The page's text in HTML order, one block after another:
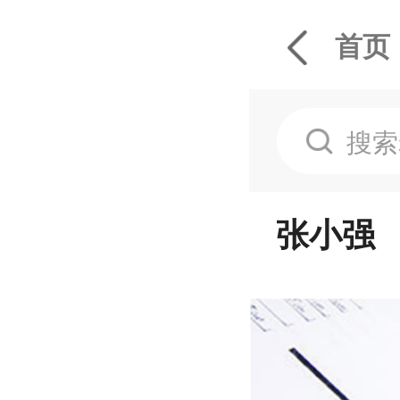
首页
张小强